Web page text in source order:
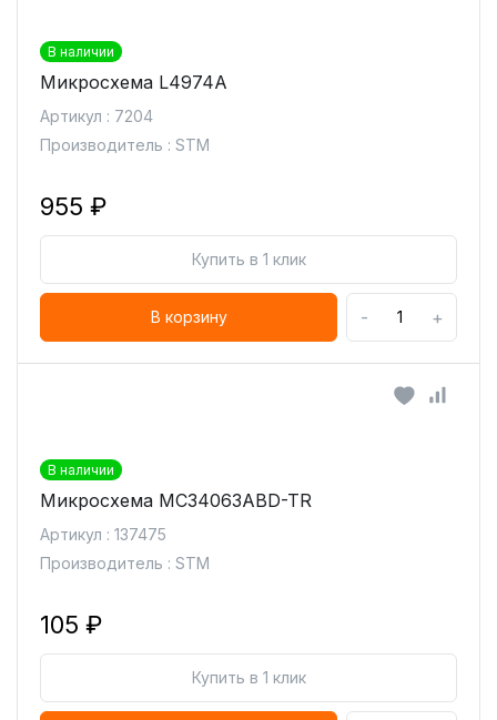
В наличии
Микросхема L4974A
Артикул : 7204
Производитель : STM
955 ₽
Купить в 1 клик
В корзину - +
В наличии
Микросхема MC34063ABD-TR
Артикул : 137475
Производитель : STM
105 ₽
Купить в 1 клик